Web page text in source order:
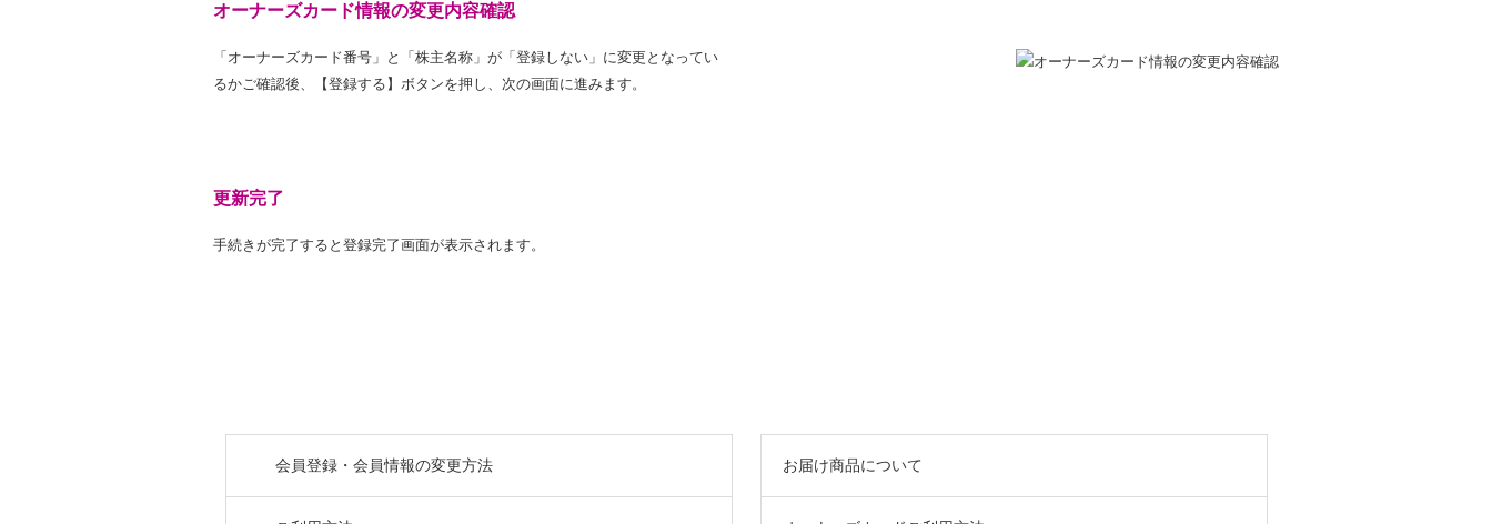
オーナーズカード情報の変更内容確認
「オーナーズカード番号」と「株主名称」が「登録しない」に変更となってい
るかご確認後、【登録する】ボタンを押し、次の画面に進みます。
更新完了
手続きが完了すると登録完了画面が表示されます。
会員登録・会員情報の変更方法 お届け商品について